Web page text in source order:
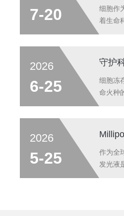
7-20
细胞作
着生命
发展
领域
化、类
提出高
2026
6-25
守护
细胞冻
命火种
撑工
性。
样本，
构设计
2026
5-25
作为全
发光液